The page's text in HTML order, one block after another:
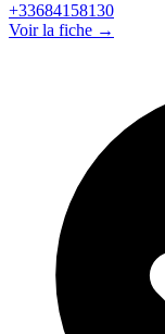
+33684158130
Voir la fiche →